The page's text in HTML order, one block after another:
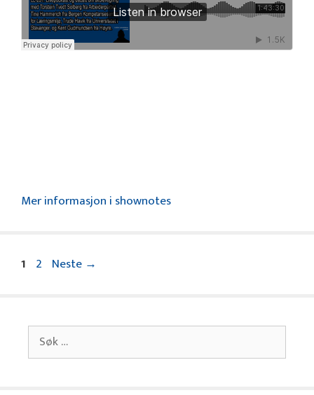
Mer informasjon i shownotes
Side
1 Side
2 Neste →
Søk
etter: